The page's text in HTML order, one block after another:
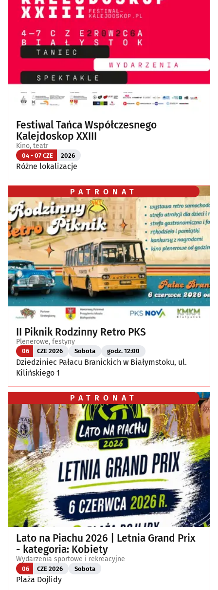
Festiwal Tańca Współczesnego
Kalejdoskop XXIII
Kino, teatr
04 - 07 CZE 2026
Różne lokalizacje
PATRONAT
II Piknik Rodzinny Retro PKS
Plenerowe, festyny
06 CZE 2026 Sobota godz. 12:00
Dziedziniec Pałacu Branickich w Białymstoku, ul.
Kilińskiego 1
PATRONAT
Lato na Piachu 2026 | Letnia Grand Prix
- kategoria: Kobiety
Wydarzenia sportowe i rekreacyjne
06 CZE 2026 Sobota
Plaża Dojlidy